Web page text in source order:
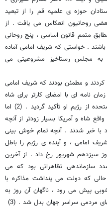
حوزه ی علمیه قم را از تبعید
روحانیون انعکاس می یافت . از
متمم قانون اساسی ، پنج روحانی
. خواستی که شریف امامی آماده
به مجلس رستاخیز مشروعیتی می
کردند و مطمئن بودند که شریف امامی
نامه ای با امضای کارتر برای شاه
فرستاده شد ، و در آن بر حمایت ایالات متحده از رژیم او تأکید گردید . (2) اما
شاه و آمریکا بسیار زودتر از آنچه
خبر شدند . آنچه تمام خوش بینی
شریف امامی ، و آینده ی رژیم را باطل
سیزدهم شهریور رخ داد . از آخرین
سازماندهی تظاهراتی بود که می
که دولت می پنداشت مذاکره با
پیش می رود ، ناگهان آن روز به
مردمی سراسر جهان بدل شد . (3)